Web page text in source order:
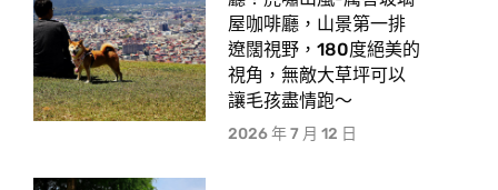
屋咖啡廳，山景第一排
遼闊視野，180度絕美的
視角，無敵大草坪可以
讓毛孩盡情跑〜
2026 年 7 月 12 日